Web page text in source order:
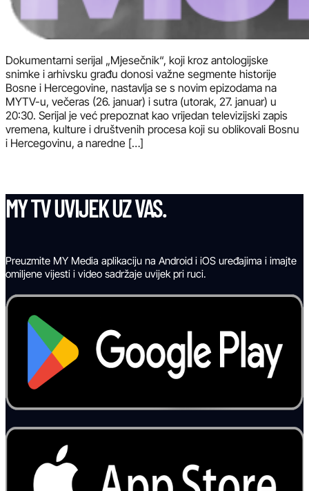
Dokumentarni serijal „Mjesečnik“, koji kroz antologijske
snimke i arhivsku građu donosi važne segmente historije
Bosne i Hercegovine, nastavlja se s novim epizodama na
MYTV-u, večeras (26. januar) i sutra (utorak, 27. januar) u
20:30. Serijal je već prepoznat kao vrijedan televizijski zapis
vremena, kulture i društvenih procesa koji su oblikovali Bosnu
i Hercegovinu, a naredne […]
MY TV UVIJEK UZ VAS.
Preuzmite MY Media aplikaciju na Android i iOS uređajima i imajte
omiljene vijesti i video sadržaje uvijek pri ruci.